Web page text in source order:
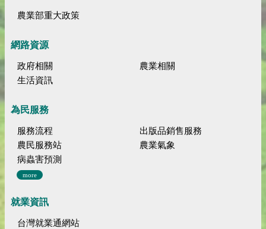
農業部重大政策
網路資源
政府相關
農業相關
生活資訊
為民服務
服務流程
出版品銷售服務
農民服務站
農業氣象
病蟲害預測
more
就業資訊
台灣就業通網站